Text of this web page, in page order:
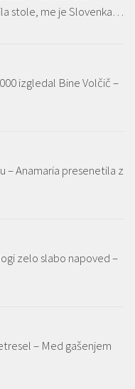
stole, me je Slovenka…
izgledal Bine Volčič –
– Anamaria presenetila z
zelo slabo napoved –
– Med gašenjem